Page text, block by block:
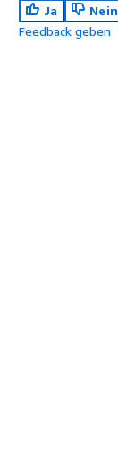
Ja
Nein
Feedback geben